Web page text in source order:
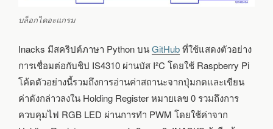
บล็อกไดอะแกรม
Inacks มีสคริปต์ภาษา Python บนGitHubที่ใช้แสดงตัวอย่าง
การเชื่อมต่อกับชิป IS4310 ผ่านบัส I²C โดยใช้ Raspberry Pi
โค้ดตัวอย่างนี้รวมถึงการอ่านค่าสถานะจากปุ่มกดและเขียน
ค่าดังกล่าวลงใน Holding Register หมายเลข 0 รวมถึงการ
ควบคุมไฟ RGB LED ผ่านการทำ PWM โดยใช้ค่าจาก